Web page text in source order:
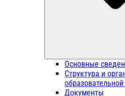
Основные
Структура и
Документы